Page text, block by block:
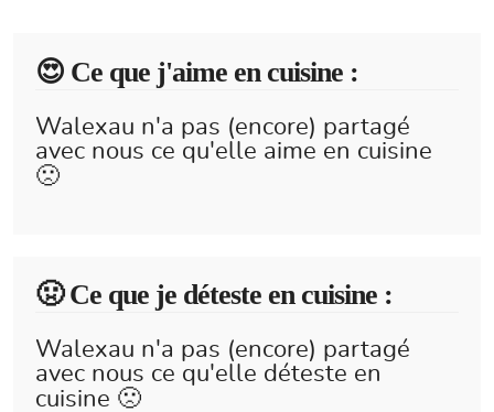
😍️ Ce que j'aime en cuisine :
Walexau n'a pas (encore) partagé
avec nous ce qu'elle aime en cuisine
🙁
🤢 Ce que je déteste en cuisine :
Walexau n'a pas (encore) partagé
avec nous ce qu'elle déteste en
cuisine 🙁